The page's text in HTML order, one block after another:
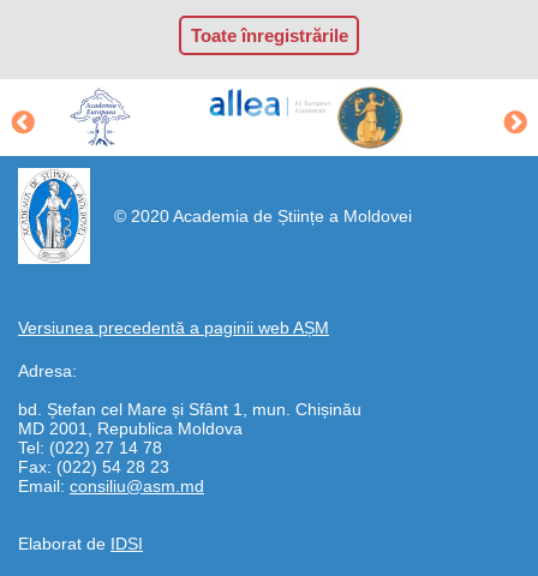
Toate înregistrările
© 2020 Academia de Științe a Moldovei
Versiunea precedentă a paginii web AȘM
Adresa:
bd. Ștefan cel Mare și Sfânt 1, mun. Chișinău
MD 2001, Republica Moldova
Tel: (022) 27 14 78
Fax: (022) 54 28 23
Email: consiliu@asm.md
Elaborat de IDSI
https://propletenie.ru/